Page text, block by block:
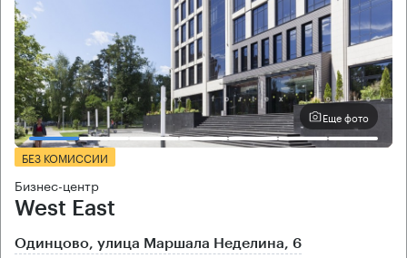
Еще фото
БЕЗ КОМИССИИ
Бизнес-центр
West East
Одинцово, улица Маршала Неделина, 6